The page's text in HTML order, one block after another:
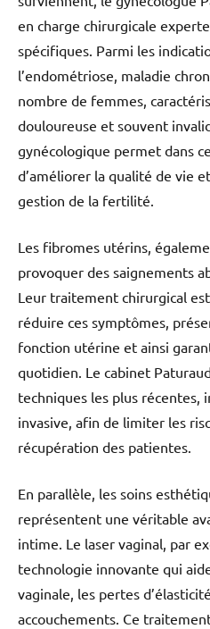
en charge chirurgicale
spécifiques. Parmi les
l’endométriose, maladie
nombre de femmes,
douloureuse et souvent
gynécologique permet dans
d’améliorer la qualité de vie
gestion de la fertilité.
Les fibromes utérins,
provoquer des saignements
Leur traitement chirurgical
réduire ces symptômes,
fonction utérine et ainsi
quotidien. Le cabinet
techniques les plus récentes,
invasive, afin de limiter les
récupération des patientes.
En parallèle, les soins
représentent une véritable
intime. Le laser vaginal, par
technologie innovante qui
vaginale, les pertes
accouchements. Ce